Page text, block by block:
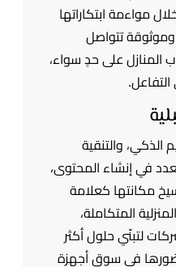
مواءمة ابتكاراتها
وموثوقة تتواصل
المنازل على حدٍ سواء،
الذكي، والتنقية
في إنشاء المحتوى،
مكانتها كعلامة
المتكاملة،
لتبنّي حلول أكثر
في سوق أجهزة